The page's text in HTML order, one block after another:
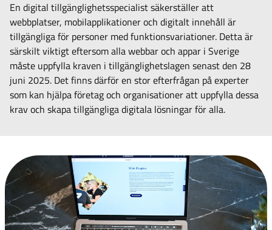
En digital tillgänglighetsspecialist säkerställer att
webbplatser, mobilapplikationer och digitalt innehåll är
tillgängliga för personer med funktionsvariationer. Detta är
särskilt viktigt eftersom alla webbar och appar i Sverige
måste uppfylla kraven i tillgänglighetslagen senast den 28
juni 2025. Det finns därför en stor efterfrågan på experter
som kan hjälpa företag och organisationer att uppfylla dessa
krav och skapa tillgängliga digitala lösningar för alla.